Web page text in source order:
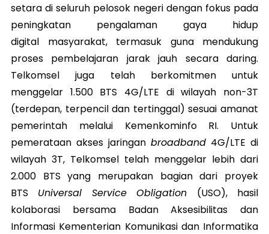
setara di seluruh pelosok negeri dengan fokus pada
peningkatan pengalaman gaya hidup
digital masyarakat, termasuk guna mendukung
proses pembelajaran jarak jauh secara daring.
Telkomsel juga telah berkomitmen untuk
menggelar 1.500 BTS 4G/LTE di wilayah non-3T
(terdepan, terpencil dan tertinggal) sesuai amanat
pemerintah melalui Kemenkominfo RI. Untuk
pemerataan akses jaringan broadband 4G/LTE di
wilayah 3T, Telkomsel telah menggelar lebih dari
2.000 BTS yang merupakan bagian dari proyek
BTS Universal Service Obligation (USO), hasil
kolaborasi bersama Badan Aksesibilitas dan
Informasi Kementerian Komunikasi dan Informatika